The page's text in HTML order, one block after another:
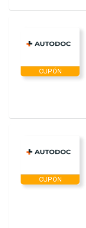
CUPÓN
CUPÓN